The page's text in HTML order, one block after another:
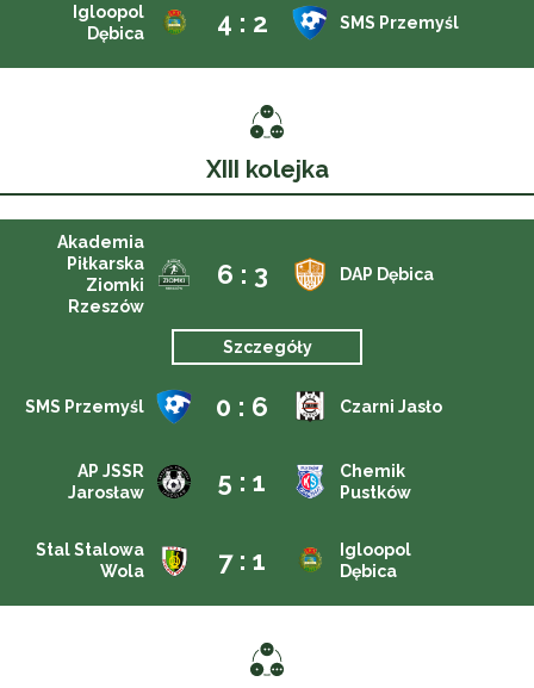
Igloopol
Dębica
4 : 2 SMS Przemyśl
XIII kolejka
Akademia
Piłkarska
Ziomki
Rzeszów
6 : 3 DAP Dębica
Szczegóły
SMS Przemyśl 0 : 6 Czarni Jasło
AP JSSR
Jarosław
5 : 1
Chemik
Pustków
Stal Stalowa
Wola
7 : 1
Igloopol
Dębica